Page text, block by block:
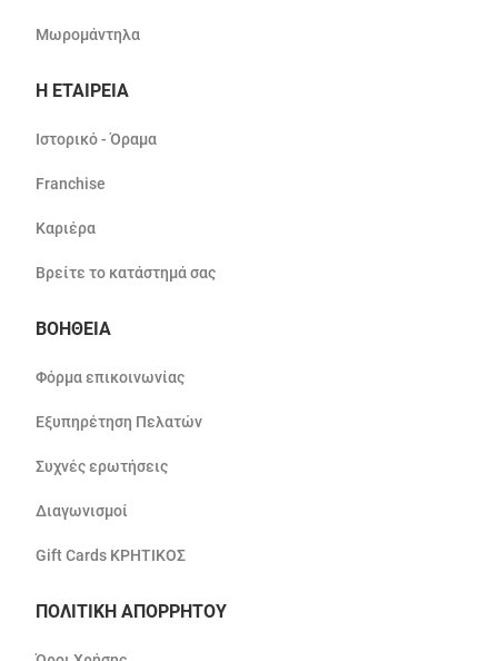
Μωρομάντηλα
Η ΕΤΑΙΡΕΙΑ
Ιστορικό - Όραμα
Franchise
Καριέρα
Βρείτε το κατάστημά σας
ΒΟΗΘΕΙΑ
Φόρμα επικοινωνίας
Εξυπηρέτηση Πελατών
Συχνές ερωτήσεις
Διαγωνισμοί
Gift Cards ΚΡΗΤΙΚΟΣ
ΠΟΛΙΤΙΚΗ ΑΠΟΡΡΗΤΟΥ